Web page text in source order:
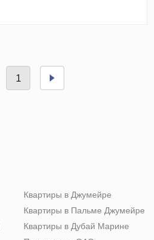
1
Квартиры в Джумейре
Квартиры в Пальме Джумейре
Квартиры в Дубай Марине